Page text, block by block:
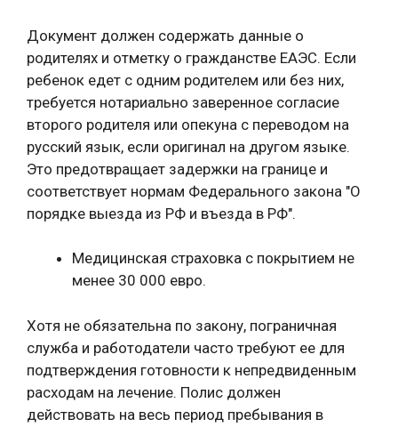
Документ должен содержать данные о
родителях и отметку о гражданстве ЕАЭС. Если
ребенок едет с одним родителем или без них,
требуется нотариально заверенное согласие
второго родителя или опекуна с переводом на
русский язык, если оригинал на другом языке.
Это предотвращает задержки на границе и
соответствует нормам Федерального закона "О
порядке выезда из РФ и въезда в РФ".
Медицинская страховка с покрытием не
менее 30 000 евро.
Хотя не обязательна по закону, пограничная
служба и работодатели часто требуют ее для
подтверждения готовности к непредвиденным
расходам на лечение. Полис должен
действовать на весь период пребывания в